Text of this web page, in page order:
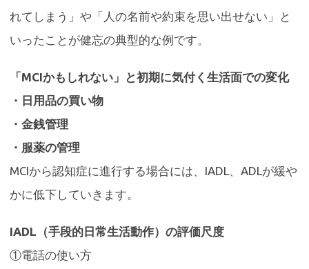
れてしまう」や「人の名前や約束を思い出せない」と
いったことが健忘の典型的な例です。
「MCIかもしれない」と初期に気付く生活面での変化
・日用品の買い物
・金銭管理
・服薬の管理
MCIから認知症に進行する場合には、IADL、ADLが緩や
かに低下していきます。
IADL（手段的日常生活動作）の評価尺度
①電話の使い方